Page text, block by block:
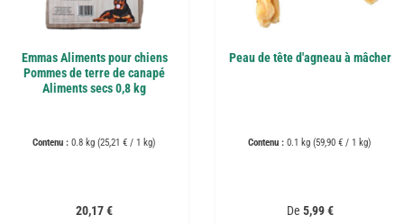
Emmas Aliments pour chiens
Pommes de terre de canapé
Aliments secs 0,8 kg
Contenu : 0.8 kg (25,21 € / 1 kg)
Prix régulier :
20,17 €
Peau de tête d'agneau à mâcher
Contenu : 0.1 kg (59,90 € / 1 kg)
Prix régulier :
De 5,99 €